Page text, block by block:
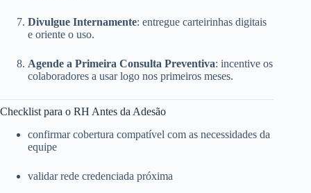
Divulgue Internamente: entregue carteirinhas digitais
e oriente o uso.
Agende a Primeira Consulta Preventiva: incentive os
colaboradores a usar logo nos primeiros meses.
Checklist para o RH Antes da Adesão
confirmar cobertura compatível com as necessidades da
equipe
validar rede credenciada próxima